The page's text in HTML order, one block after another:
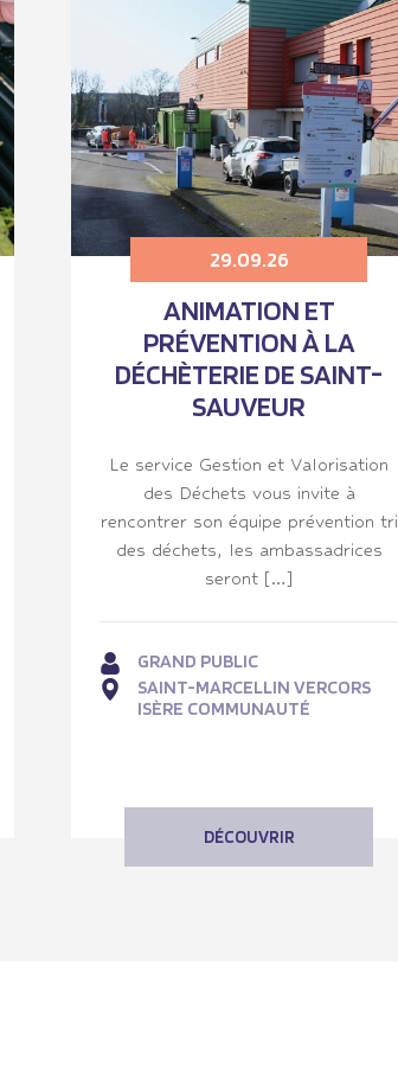
29.09.26
ANIMATION ET
PRÉVENTION À LA
DÉCHÈTERIE DE SAINT-
SAUVEUR
Le service Gestion et Valorisation
des Déchets vous invite à
rencontrer son équipe prévention tri
des déchets, les ambassadrices
seront […]
GRAND PUBLIC
SAINT-MARCELLIN VERCORS
ISÈRE COMMUNAUTÉ
DÉCOUVRIR